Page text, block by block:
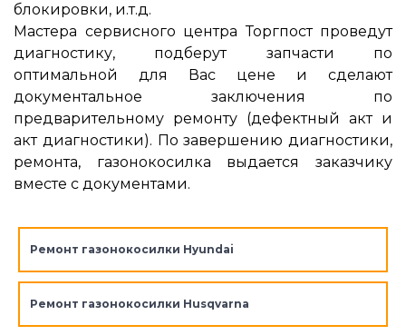
блокировки, и.т.д.
Мастера сервисного центра Торгпост проведут
диагностику, подберут запчасти по
оптимальной для Вас цене и сделают
документальное заключения по
предварительному ремонту (дефектный акт и
акт диагностики). По завершению диагностики,
ремонта, газонокосилка выдается заказчику
вместе с документами.
Ремонт газонокосилки Hyundai
Ремонт газонокосилки Husqvarna